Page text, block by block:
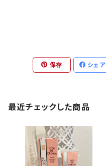
保存 シェア
最近チェックした商品